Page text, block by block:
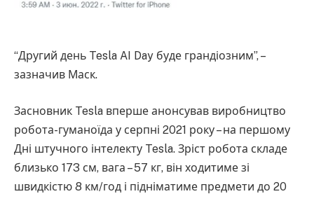
“Другий день Tesla AI Day буде грандіозним”, –
зазначив Маск.
Засновник Tesla вперше анонсував виробництво
робота-гуманоїда у серпні 2021 року – на першому
Дні штучного інтелекту Tesla. Зріст робота складе
близько 173 см, вага – 57 кг, він ходитиме зі
швидкістю 8 км/год і підніматиме предмети до 20